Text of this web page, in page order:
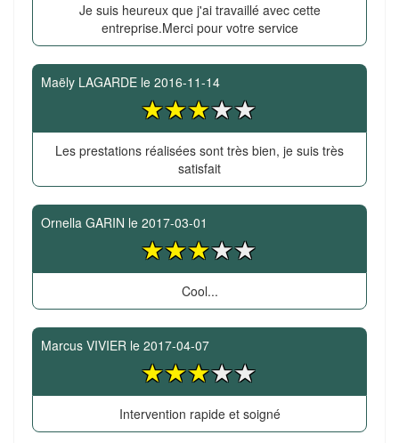
Je suis heureux que j'ai travaillé avec cette
entreprise.Merci pour votre service
Maëly LAGARDE le 2016-11-14
Les prestations réalisées sont très bien, je suis très
satisfait
Ornella GARIN le 2017-03-01
Cool...
Marcus VIVIER le 2017-04-07
Intervention rapide et soigné